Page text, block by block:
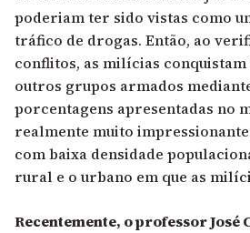
poderiam ter sido vistas como
tráfico de drogas. Então, ao
conflitos, as milícias
outros grupos armados
porcentagens apresentadas no
realmente muito
com baixa densidade
rural e o urbano em que as
Recentemente, o professor José